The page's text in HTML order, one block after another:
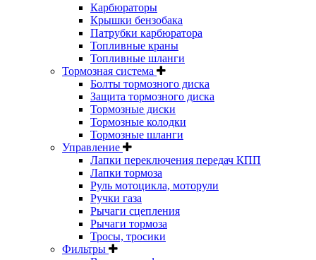
Карбюраторы
Крышки бензобака
Патрубки карбюратора
Топливные краны
Топливные шланги
Тормозная система
Болты тормозного диска
Защита тормозного диска
Тормозные диски
Тормозные колодки
Тормозные шланги
Управление
Лапки переключения передач КПП
Лапки тормоза
Руль мотоцикла, моторули
Ручки газа
Рычаги сцепления
Рычаги тормоза
Тросы, тросики
Фильтры